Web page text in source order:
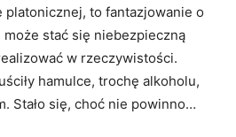
platonicznej, to fantazjowanie o
stać się niebezpieczną
w rzeczywistości.
hamulce, trochę alkoholu,
Stało się, choć nie powinno…